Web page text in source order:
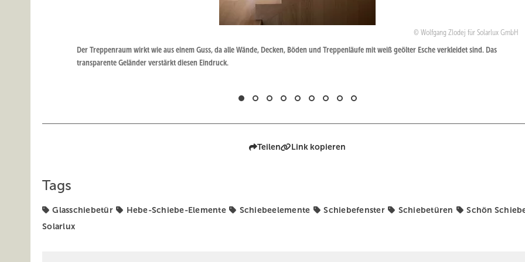
Wolfgang Zlodej für Solarlux GmbH
Der Treppenraum wirkt wie aus einem Guss, da alle Wände, Decken, Böden und Treppenläufe mit weiß geölter Esche verkleidet sind. Das
transparente Geländer verstärkt diesen Eindruck.
Teilen Link kopieren
Tags
Glasschiebetür Hebe-Schiebe-Elemente Schiebeelemente Schiebefenster Schiebetüren
Schön
Solarlux